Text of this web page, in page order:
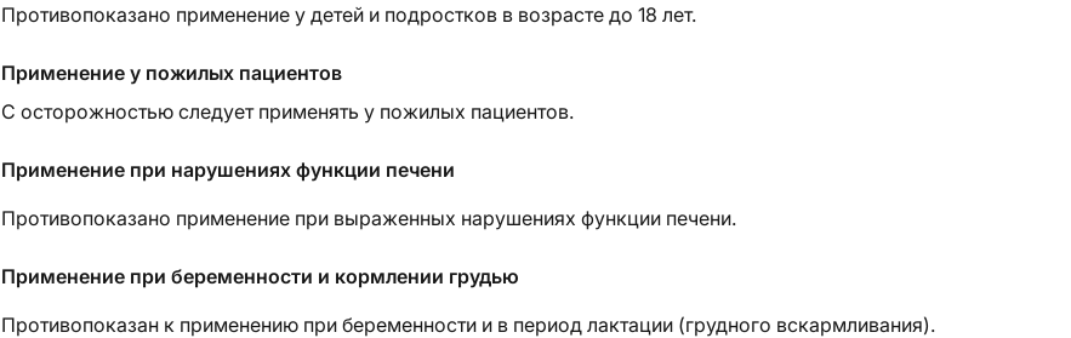
Противопоказано применение у детей и подростков в возрасте до 18 лет.
Применение у пожилых пациентов
С осторожностью следует применять у пожилых пациентов.
Применение при нарушениях функции печени
Противопоказано применение при выраженных нарушениях функции печени.
Применение при беременности и кормлении грудью
Противопоказан к применению при беременности и в период лактации (грудного вскармливания).